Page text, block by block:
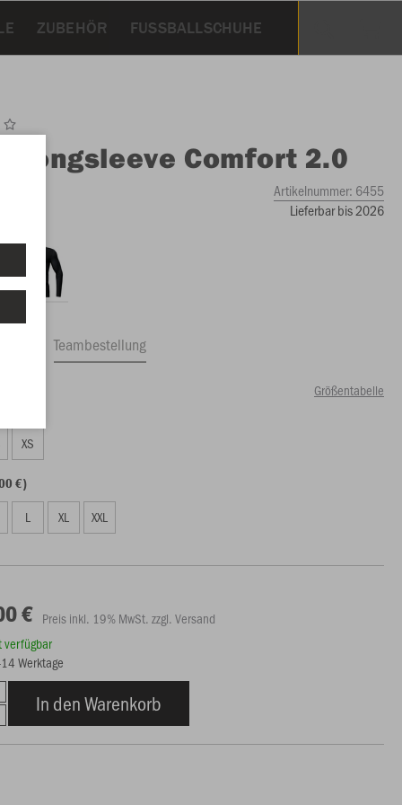
ZUBEHÖR FUSSBALLSCHUHE
Longsleeve Comfort 2.0
Artikelnummer: 6455
Lieferbar bis 2026
Teambestellung
Größentabelle
XS
€)
L XL XXL
€ Preis inkl. 19% MwSt. zzgl. Versand
verfügbar
Werktage
In den Warenkorb